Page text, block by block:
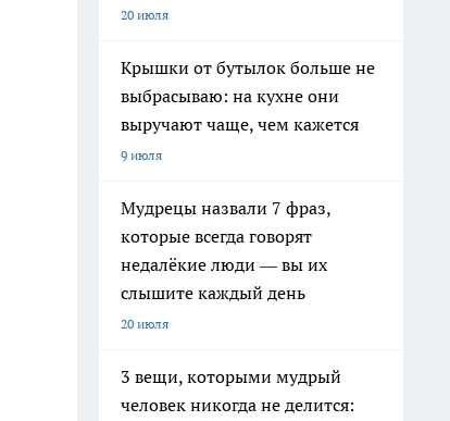
20 июля
Крышки от бутылок больше не
выбрасываю: на кухне они
выручают чаще, чем кажется
9 июля
Мудрецы назвали 7 фраз,
которые всегда говорят
недалёкие люди — вы их
слышите каждый день
20 июля
3 вещи, которыми мудрый
человек никогда не делится: